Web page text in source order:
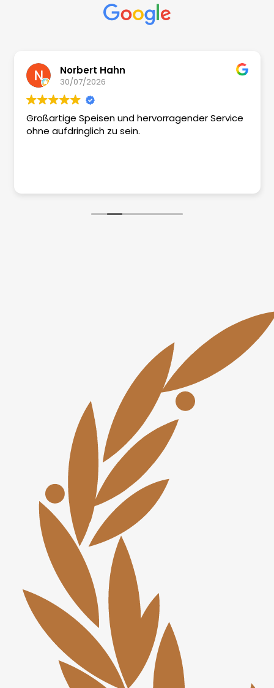
Norbert Hahn
30/07/2026
Großartige Speisen und hervorragender Service
ohne aufdringlich zu sein.